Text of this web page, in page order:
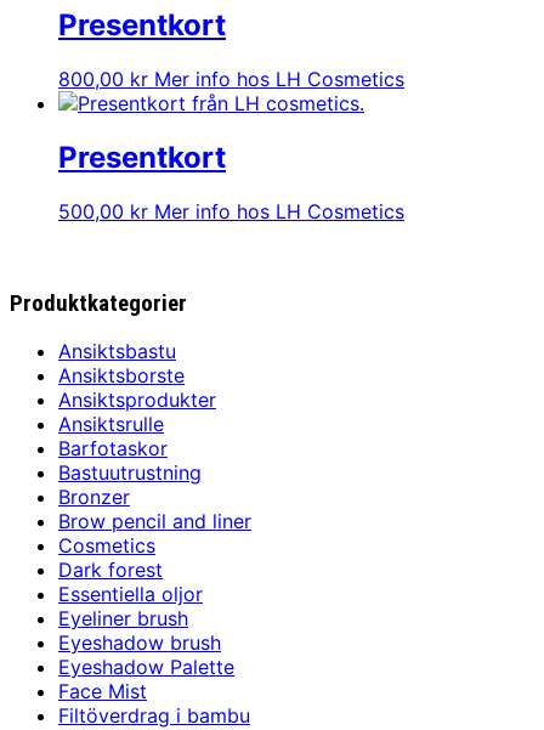
Presentkort
800,00 kr Mer info hos LH Cosmetics
Presentkort
500,00 kr Mer info hos LH Cosmetics
Produktkategorier
Ansiktsbastu
Ansiktsborste
Ansiktsprodukter
Ansiktsrulle
Barfotaskor
Bastuutrustning
Bronzer
Brow pencil and liner
Cosmetics
Dark forest
Essentiella oljor
Eyeliner brush
Eyeshadow brush
Eyeshadow Palette
Face Mist
Filtöverdrag i bambu